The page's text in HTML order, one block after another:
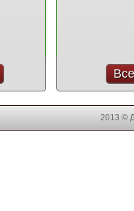
2013 ©